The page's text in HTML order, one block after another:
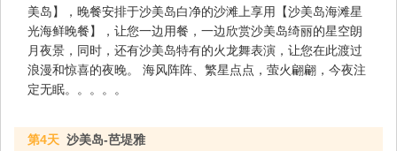
美岛】，晚餐安排于沙美岛白净的沙滩上享用【沙美岛海滩星
光海鲜晚餐】，让您一边用餐，一边欣赏沙美岛绮丽的星空朗
月夜景，同时，还有沙美岛特有的火龙舞表演，让您在此渡过
浪漫和惊喜的夜晚。 海风阵阵、繁星点点，萤火翩翩，今夜注
定无眠。。。。。
第4天 沙美岛-芭堤雅